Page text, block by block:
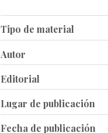
Tipo de material
Autor
Editorial
Lugar de publicación
Fecha de publicación